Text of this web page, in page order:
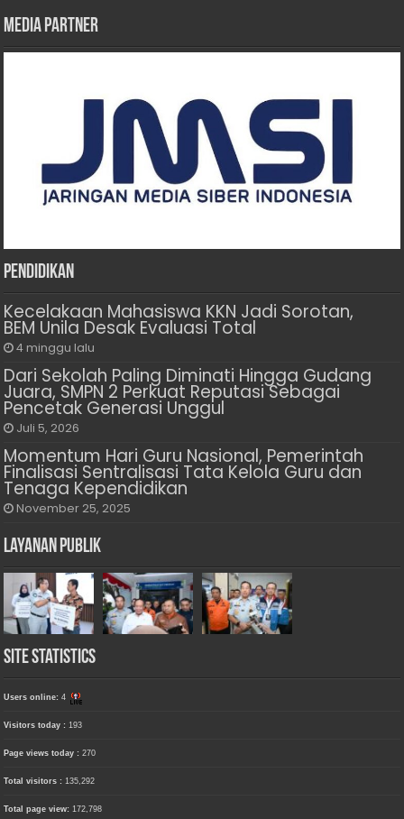
Media Partner
Pendidikan
Kecelakaan Mahasiswa KKN Jadi Sorotan,
BEM Unila Desak Evaluasi Total
4 minggu lalu
Dari Sekolah Paling Diminati Hingga Gudang
Juara, SMPN 2 Perkuat Reputasi Sebagai
Pencetak Generasi Unggul
Juli 5, 2026
Momentum Hari Guru Nasional, Pemerintah
Finalisasi Sentralisasi Tata Kelola Guru dan
Tenaga Kependidikan
November 25, 2025
Layanan Publik
Site Statistics
Users online:4
Visitors today :193
Page views today :270
Total visitors :135,292
Total page view:172,798